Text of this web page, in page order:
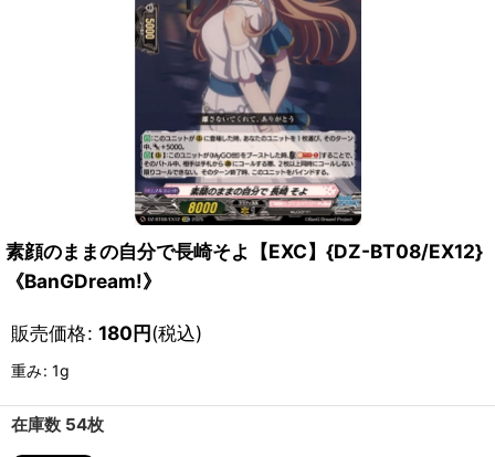
素顔のままの自分で長崎そよ【EXC】{DZ-BT08/EX12}
《BanGDream!》
販売価格: 180円(税込)
重み: 1g
在庫数 54枚